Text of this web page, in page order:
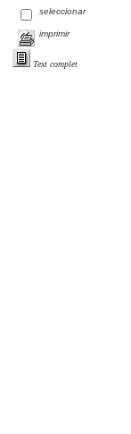
seleccionar
imprimir
Text complet